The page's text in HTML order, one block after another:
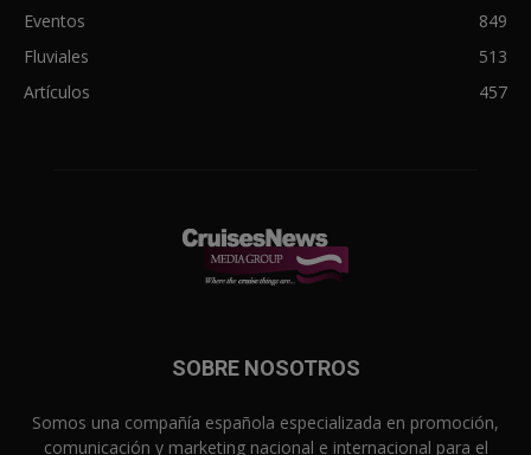
Eventos
849
Fluviales
513
Artículos
457
SOBRE NOSOTROS
Somos una compañía española especializada en promoción,
comunicación y marketing nacional e internacional para el